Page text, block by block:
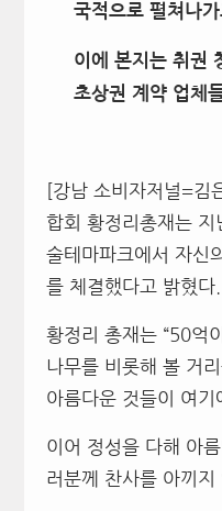
국적으로 펼쳐나
이에 본지는 취권
초상권 계약 업체
[강남 소비자저널=김
합회 황정리총재는 지
술테마파크에서 자신
를 체결했다고 밝혔다.
황정리 총재는 “50억
나무를 비롯해 볼 거
아름다운 것들이 여기
이어 정성을 다해 아
러분께 찬사를 아끼지